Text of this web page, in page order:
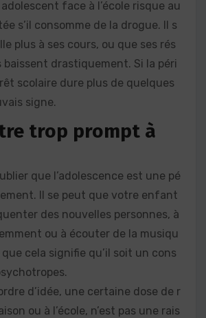
face à l’école risque au
s’il consomme de la drogue. Il s
plus à ses cours, ou que ses rés
drastiquement. Si la péri
scolaire dure plus de quelques
signe.
trop prompt à
que l’adolescence est une pé
Il se peut que votre enfant
des nouvelles personnes, à
ou à écouter de la musiqu
cela signifie qu’il soit un cons
d’idée, une certaine dose de r
ou à l’école, n’est pas une rais